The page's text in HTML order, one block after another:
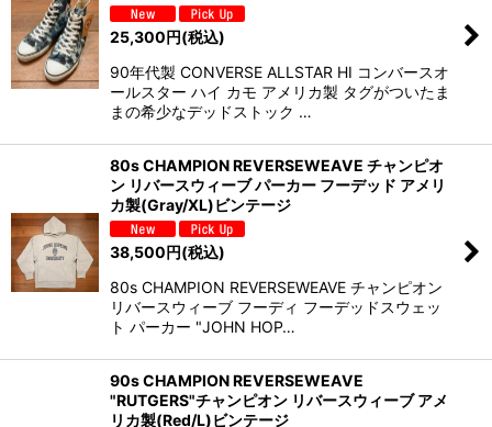
25,300円(税込)
90年代製 CONVERSE ALLSTAR HI コンバースオ
ールスター ハイ カモ アメリカ製 タグがついたま
まの希少なデッドストック …
80s CHAMPION REVERSEWEAVE チャンピオ
ン リバースウィーブ パーカー フーデッド アメリ
カ製(Gray/XL)ビンテージ
38,500円(税込)
80s CHAMPION REVERSEWEAVE チャンピオン
リバースウィーブ フーディ フーデッドスウェッ
ト パーカー "JOHN HOP…
90s CHAMPION REVERSEWEAVE
"RUTGERS"チャンピオン リバースウィーブ アメ
リカ製(Red/L)ビンテージ